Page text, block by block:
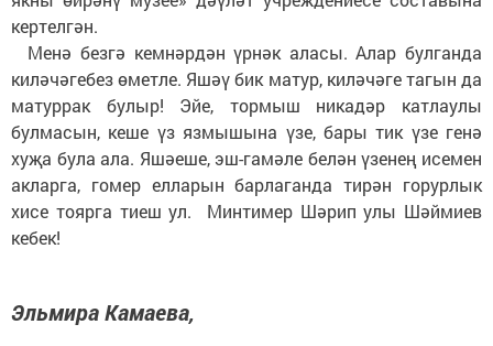
кертелгән.
Менә безгә кемнәрдән үрнәк аласы. Алар булганда
киләчәгебез өметле. Яшәү бик матур, киләчәге тагын да
матуррак булыр! Эйе, тормыш никадәр катлаулы
булмасын, кеше үз язмышына үзе, бары тик үзе генә
хуҗа була ала. Яшәеше, эш-гамәле белән үзенең исемен
акларга, гомер елларын барлаганда тирән горурлык
хисе тоярга тиеш ул. Минтимер Шәрип улы Шәймиев
кебек!
Эльмира Камаева,